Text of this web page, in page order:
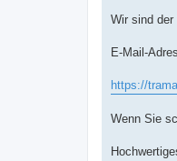
Wir sind der
E-Mail-
https://
Wenn Sie